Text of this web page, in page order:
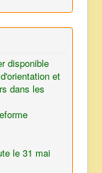
disponible
et
dans les
le 31 mai